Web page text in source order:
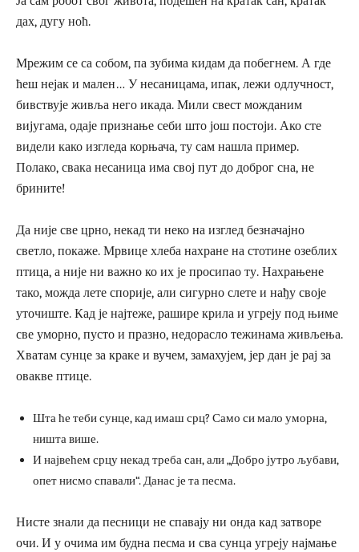
дах, дугу ноћ.
Мрежим се са собом, па зубима кидам да побегнем. А где
ћеш нејак и мален… У несаницама, ипак, лежи одлучност,
бивствује живља него икада. Мили свест можданим
вијугама, одаје признање себи што још постоји. Ако сте
видели како изгледа корњача, ту сам нашла пример.
Полако, свака несаница има свој пут до доброг сна, не
брините!
Да није све црно, некад ти неко на изглед безначајно
светло, покаже. Мрвице хлеба нахране на стотине озеблих
птица, а није ни важно ко их је просипао ту. Нахрањене
тако, можда лете спорије, али сигурно слете и нађу своје
уточиште. Кад је најтеже, рашире крила и угреју под њиме
све уморно, пусто и празно, недорасло тежинама живљења.
Хватам сунце за краке и вучем, замахујем, јер дан је рај за
овакве птице.
Шта ће теби сунце, кад имаш срц? Само си мало уморна,
ништа више.
И највећем срцу некад треба сан, али „Добро јутро љубави,
опет нисмо спавали“. Данас је та песма.
Нисте знали да песници не спавају ни онда кад затворе
очи. И у очима им будна песма и сва сунца угреју најмање